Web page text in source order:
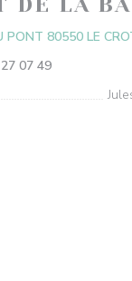
PONT 80550 LE
07 49